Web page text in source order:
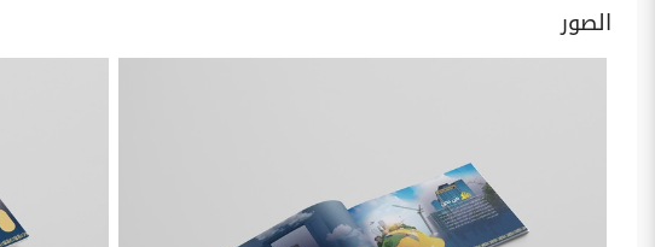
الصور